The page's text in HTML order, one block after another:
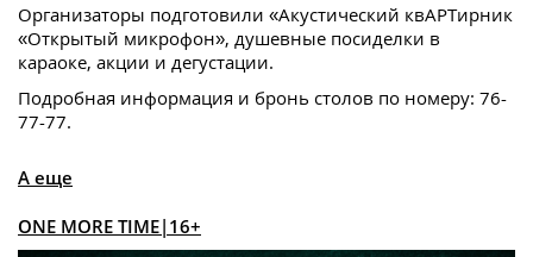
Организаторы подготовили «Акустический квАРТирник
«Открытый микрофон», душевные посиделки в
караоке, акции и дегустации.
Подробная информация и бронь столов по номеру: 76-
77-77.
А еще
ONE MORE TIME|16+